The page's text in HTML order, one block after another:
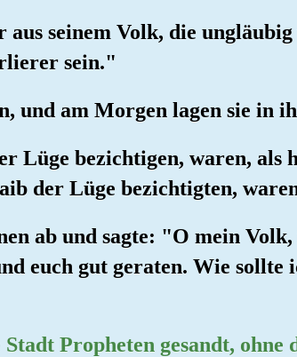
aus seinem Volk, die
sein."
und am Morgen lagen sie in
Lüge bezichtigen, waren,
der Lüge bezichtigten,
ab und sagte: "O mein
euch gut geraten. Wie sollte
Propheten gesandt,